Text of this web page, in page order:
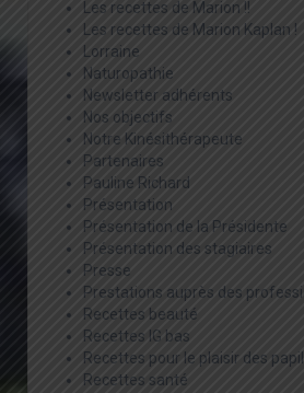
Les recettes de Marion !!
Les recettes de Marion Kaplan !
Lorraine
Naturopathie
Newsletter adhérents
Nos objectifs
Notre Kinésithérapeute
Partenaires
Pauline Richard
Présentation
Présentation de la Présidente
Présentation des stagiaires
Presse
Prestations auprès des
Recettes beauté
Recettes IG bas
Recettes pour le plaisir des
Recettes santé